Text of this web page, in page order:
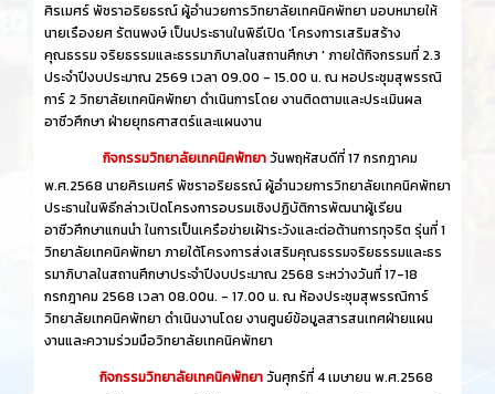
ศิรเมศร์ พัชราอริยธรณ์ ผู้อำนวยการวิทยาลัยเทคนิคพัทยา มอบหมายให้
นายเรืองยศ รัตนพงษ์ เป็นประธานในพิธีเปิด 'โครงการเสริมสร้าง
คุณธรรม จริยธรรมและธรรมาภิบาลในสถานศึกษา ' ภายใต้กิจกรรมที่ 2.3
ประจำปีงบประมาณ 2569 เวลา 09.00 - 15.00 น. ณ หอประชุมสุพรรณิ
การ์ 2 วิทยาลัยเทคนิคพัทยา ดำเนินการโดย งานติดตามและประเมินผล
อาชีวศึกษา ฝ่ายยุทธศาสตร์และแผนงาน
กิจกรรมวิทยาลัยเทคนิคพัทยาวันพฤหัสบดีที่ 17 กรกฎาคม
พ.ศ.2568 นายศิรเมศร์ พัชราอริยธรณ์ ผู้อำนวยการวิทยาลัยเทคนิคพัทยา
ประธานในพิธีกล่าวเปิดโครงการอบรมเชิงปฏิบัติการพัฒนาผู้เรียน
อาชีวศึกษาแกนนำ ในการเป็นเครือข่ายเฝ้าระวังและต่อต้านการทุจริต รุ่นที่ 1
วิทยาลัยเทคนิคพัทยา ภายใต้โครงการส่งเสริมคุณธรรมจริยธรรมและธร
รมาภิบาลในสถานศึกษาประจำปีงบประมาณ 2568 ระหว่างวันที่ 17-18
กรกฎาคม 2568 เวลา 08.00น. - 17.00 น. ณ ห้องประชุมสุพรรณิการ์
วิทยาลัยเทคนิคพัทยา ดำเนินงานโดย งานศูนย์ข้อมูลสารสนเทศฝ่ายแผน
งานและความร่วมมือวิทยาลัยเทคนิคพัทยา
กิจกรรมวิทยาลัยเทคนิคพัทยาวันศุกร์ที่ 4 เมษายน พ.ศ.2568